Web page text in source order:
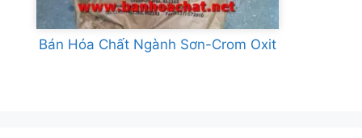
Bán Hóa Chất Ngành Sơn-Crom Oxit